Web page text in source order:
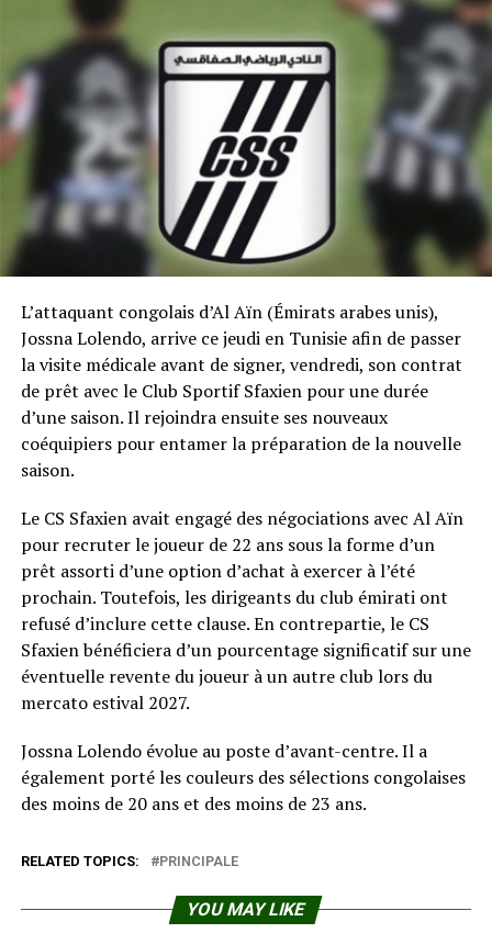
L’attaquant congolais d’Al Aïn (Émirats arabes unis),
Jossna Lolendo, arrive ce jeudi en Tunisie afin de passer
la visite médicale avant de signer, vendredi, son contrat
de prêt avec le Club Sportif Sfaxien pour une durée
d’une saison. Il rejoindra ensuite ses nouveaux
coéquipiers pour entamer la préparation de la nouvelle
saison.
Le CS Sfaxien avait engagé des négociations avec Al Aïn
pour recruter le joueur de 22 ans sous la forme d’un
prêt assorti d’une option d’achat à exercer à l’été
prochain. Toutefois, les dirigeants du club émirati ont
refusé d’inclure cette clause. En contrepartie, le CS
Sfaxien bénéficiera d’un pourcentage significatif sur une
éventuelle revente du joueur à un autre club lors du
mercato estival 2027.
Jossna Lolendo évolue au poste d’avant-centre. Il a
également porté les couleurs des sélections congolaises
des moins de 20 ans et des moins de 23 ans.
RELATED TOPICS: PRINCIPALE
YOU MAY LIKE